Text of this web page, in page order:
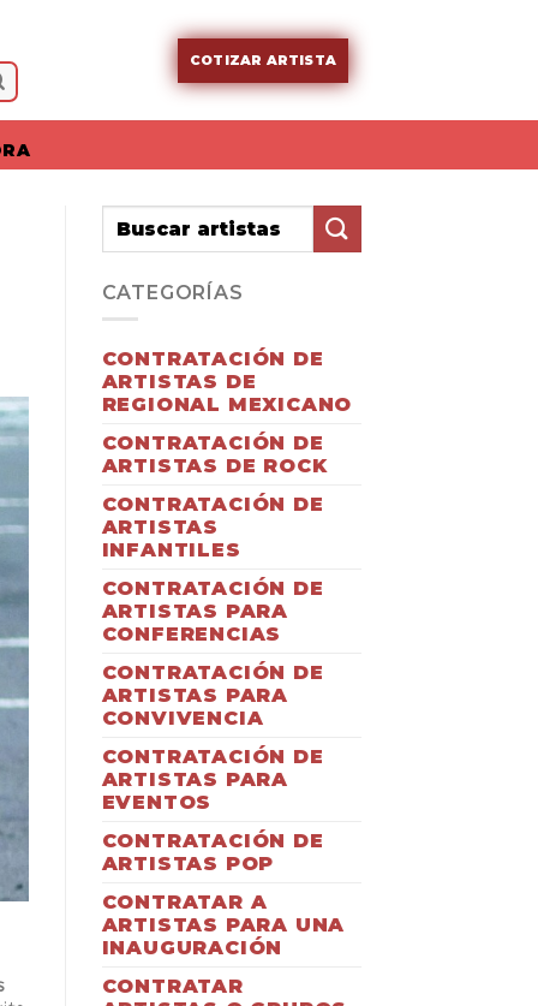
COTIZAR ARTISTA
CATEGORÍAS
CONTRATACIÓN DE
ARTISTAS DE
REGIONAL MEXICANO
CONTRATACIÓN DE
ARTISTAS DE ROCK
CONTRATACIÓN DE
ARTISTAS
INFANTILES
CONTRATACIÓN DE
ARTISTAS PARA
CONFERENCIAS
CONTRATACIÓN DE
ARTISTAS PARA
CONVIVENCIA
CONTRATACIÓN DE
ARTISTAS PARA
EVENTOS
CONTRATACIÓN DE
ARTISTAS POP
CONTRATAR A
ARTISTAS PARA UNA
INAUGURACIÓN
CONTRATAR